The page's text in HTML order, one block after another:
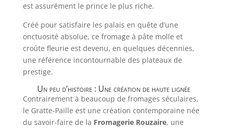
est assurément le prince le plus riche.
Créé pour satisfaire les palais en quête d’une
onctuosité absolue, ce fromage à pâte molle et
croûte fleurie est devenu, en quelques décennies,
une référence incontournable des plateaux de
prestige.
Un peu d’histoire : Une création de haute lignée
Contrairement à beaucoup de fromages séculaires,
le Gratte-Paille est une création contemporaine née
du savoir-faire de la Fromagerie Rouzaire, une